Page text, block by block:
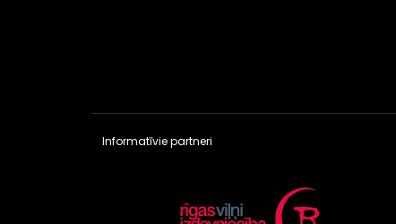
Informatīvie partneri